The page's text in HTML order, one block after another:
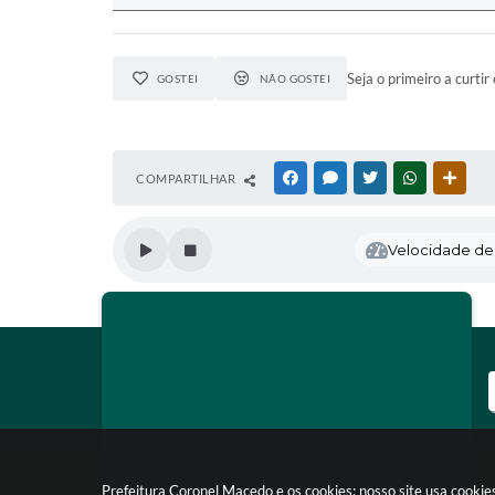
Prefeitura Coronel Macedo e os cookies: nosso site usa
GOSTEI NÃO GOSTEI Seja o primeiro a curtir
COMPARTILHAR FACEBOOKMESSENGER
TWITTERWHATSAPP
Velocidade de